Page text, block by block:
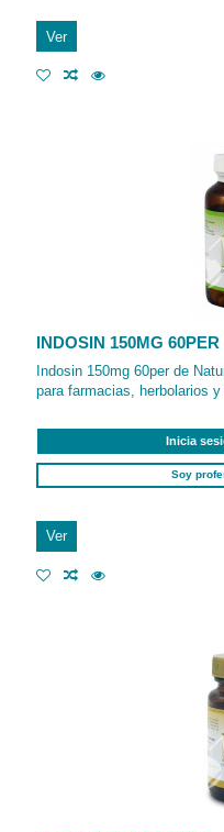
Ver
INDOSIN 150MG 60PER
Indosin 150mg 60per de
para farmacias, herbolarios
Inicia
Soy
Ver